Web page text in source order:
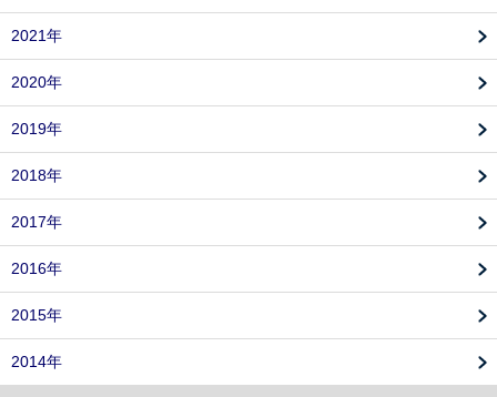
2021年
2020年
2019年
2018年
2017年
2016年
2015年
2014年